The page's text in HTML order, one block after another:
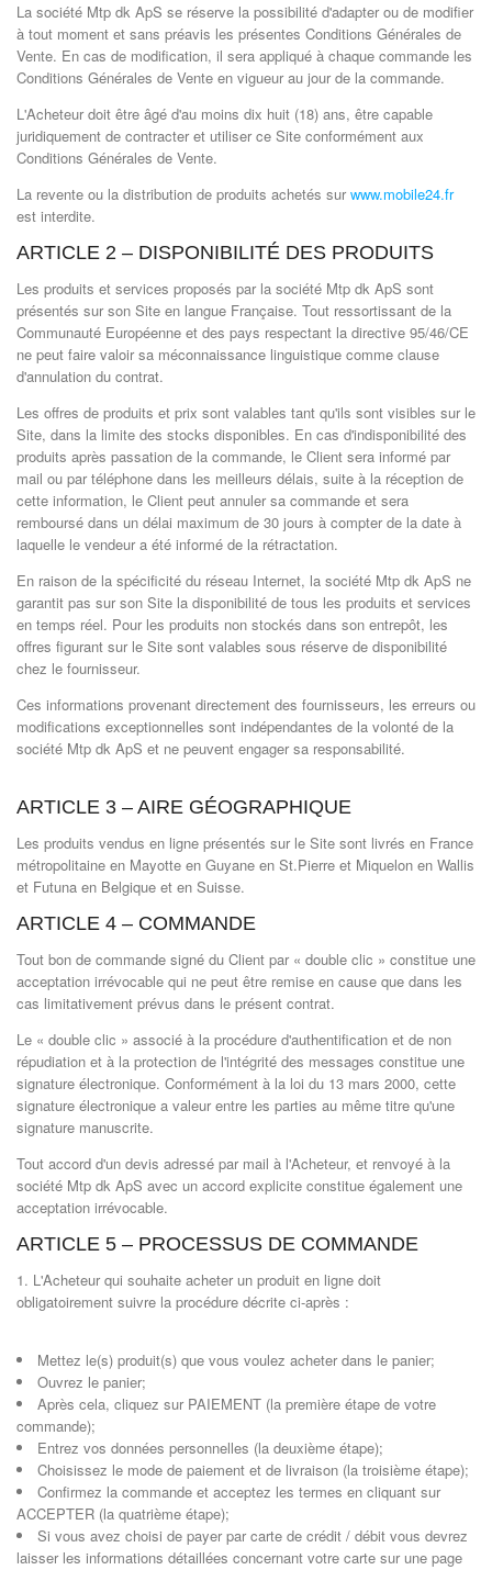
La société Mtp dk ApS se réserve la possibilité d'adapter ou de modifier
à tout moment et sans préavis les présentes Conditions Générales de
Vente. En cas de modification, il sera appliqué à chaque commande les
Conditions Générales de Vente en vigueur au jour de la commande.
L'Acheteur doit être âgé d'au moins dix huit (18) ans, être capable
juridiquement de contracter et utiliser ce Site conformément aux
Conditions Générales de Vente.
La revente ou la distribution de produits achetés sur www.mobile24.fr
est interdite.
ARTICLE 2 – DISPONIBILITÉ DES PRODUITS
Les produits et services proposés par la société Mtp dk ApS sont
présentés sur son Site en langue Française. Tout ressortissant de la
Communauté Européenne et des pays respectant la directive 95/46/CE
ne peut faire valoir sa méconnaissance linguistique comme clause
d'annulation du contrat.
Les offres de produits et prix sont valables tant qu'ils sont visibles sur le
Site, dans la limite des stocks disponibles. En cas d'indisponibilité des
produits après passation de la commande, le Client sera informé par
mail ou par téléphone dans les meilleurs délais, suite à la réception de
cette information, le Client peut annuler sa commande et sera
remboursé dans un délai maximum de 30 jours à compter de la date à
laquelle le vendeur a été informé de la rétractation.
En raison de la spécificité du réseau Internet, la société Mtp dk ApS ne
garantit pas sur son Site la disponibilité de tous les produits et services
en temps réel. Pour les produits non stockés dans son entrepôt, les
offres figurant sur le Site sont valables sous réserve de disponibilité
chez le fournisseur.
Ces informations provenant directement des fournisseurs, les erreurs ou
modifications exceptionnelles sont indépendantes de la volonté de la
société Mtp dk ApS et ne peuvent engager sa responsabilité.
ARTICLE 3 – AIRE GÉOGRAPHIQUE
Les produits vendus en ligne présentés sur le Site sont livrés en France
métropolitaine en Mayotte en Guyane en St.Pierre et Miquelon en Wallis
et Futuna en Belgique et en Suisse.
ARTICLE 4 – COMMANDE
Tout bon de commande signé du Client par « double clic » constitue une
acceptation irrévocable qui ne peut être remise en cause que dans les
cas limitativement prévus dans le présent contrat.
Le « double clic » associé à la procédure d'authentification et de non
répudiation et à la protection de l'intégrité des messages constitue une
signature électronique. Conformément à la loi du 13 mars 2000, cette
signature électronique a valeur entre les parties au même titre qu'une
signature manuscrite.
Tout accord d'un devis adressé par mail à l'Acheteur, et renvoyé à la
société Mtp dk ApS avec un accord explicite constitue également une
acceptation irrévocable.
ARTICLE 5 – PROCESSUS DE COMMANDE
1. L'Acheteur qui souhaite acheter un produit en ligne doit
obligatoirement suivre la procédure décrite ci-après :
Mettez le(s) produit(s) que vous voulez acheter dans le panier;
Ouvrez le panier;
Après cela, cliquez sur PAIEMENT (la première étape de votre
commande);
Entrez vos données personnelles (la deuxième étape);
Choisissez le mode de paiement et de livraison (la troisième étape);
Confirmez la commande et acceptez les termes en cliquant sur
ACCEPTER (la quatrième étape);
Si vous avez choisi de payer par carte de crédit / débit vous devrez
laisser les informations détaillées concernant votre carte sur une page